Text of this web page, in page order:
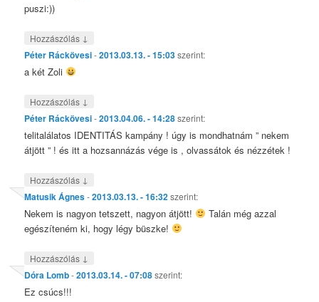
puszi:))
Hozzászólás ↓
Péter Ráckövesi-2013.03.13. - 15:03szerint:
a két Zoli
Hozzászólás ↓
Péter Ráckövesi-2013.04.06. - 14:28szerint:
telitalálatos IDENTITÁS kampány ! úgy is mondhatnám ” nekem
átjött ” ! és itt a hozsannázás vége is , olvassátok és nézzétek !
Hozzászólás ↓
Matusik Ágnes-2013.03.13. - 16:32szerint:
Nekem is nagyon tetszett, nagyon átjött!
Talán még azzal
egészíteném ki, hogy légy büszke!
Hozzászólás ↓
Dóra Lomb-2013.03.14. - 07:08szerint:
Ez csúcs!!!